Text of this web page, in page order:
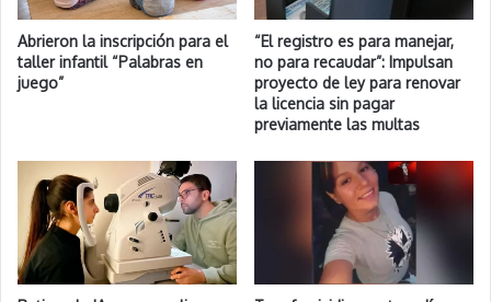
Abrieron la inscripción para el
taller infantil “Palabras en
juego”
“El registro es para manejar,
no para recaudar”: Impulsan
proyecto de ley para renovar
la licencia sin pagar
previamente las multas